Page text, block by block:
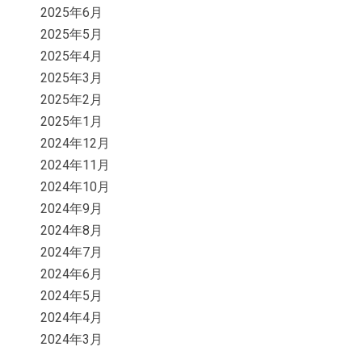
2025年6月
2025年5月
2025年4月
2025年3月
2025年2月
2025年1月
2024年12月
2024年11月
2024年10月
2024年9月
2024年8月
2024年7月
2024年6月
2024年5月
2024年4月
2024年3月